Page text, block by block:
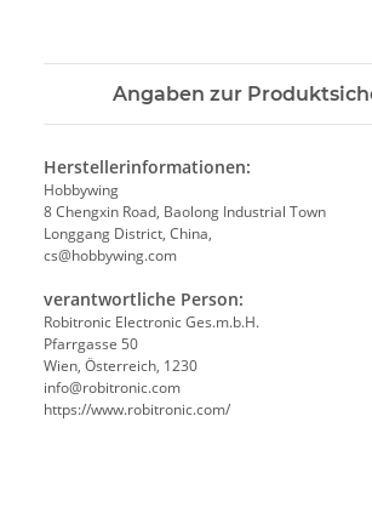
Angaben zur
Herstellerinformationen:
Hobbywing
8 Chengxin Road, Baolong Industrial Town
Longgang District, China,
cs@hobbywing.com
verantwortliche Person:
Robitronic Electronic Ges.m.b.H.
Pfarrgasse 50
Wien, Österreich, 1230
info@robitronic.com
https://www.robitronic.com/